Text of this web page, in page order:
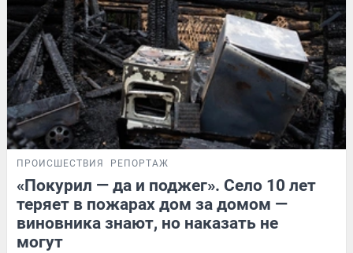
ПРОИСШЕСТВИЯ РЕПОРТАЖ
«Покурил — да и поджег». Село 10 лет
теряет в пожарах дом за домом —
виновника знают, но наказать не
могут